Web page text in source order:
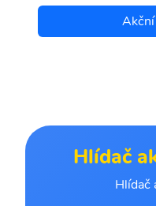
Hlídač
Hlídač